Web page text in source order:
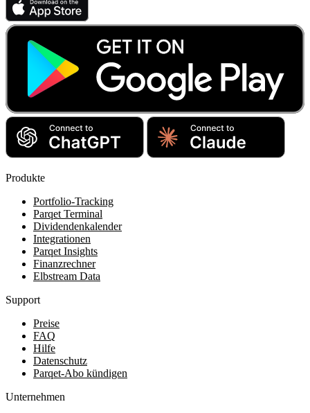
Produkte
Portfolio-Tracking
Parqet Terminal
Dividendenkalender
Integrationen
Parqet Insights
Finanzrechner
Elbstream Data
Support
Preise
FAQ
Hilfe
Datenschutz
Parqet-Abo kündigen
Unternehmen